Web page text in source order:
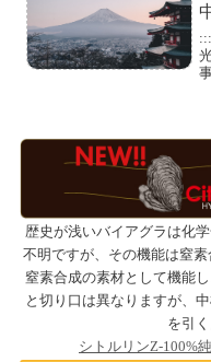
歴史が浅いバイアグラは化
不明ですが、その機能は窒
窒素合成の素材として機能
と切り口は異なりますが、
を引
シトルリンZ-100%